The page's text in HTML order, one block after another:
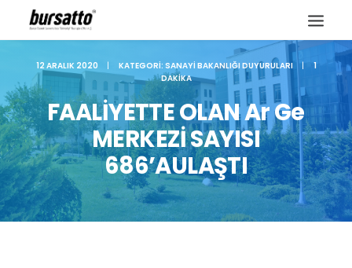
12 ARALIK 2020 | KATEGORI: SANAYI BAKANLIĞI DUYURULARI |
1
DAKIKA
FAALİYETTE OLAN Ar Ge
MERKEZİ SAYISI
686’AULAŞTI